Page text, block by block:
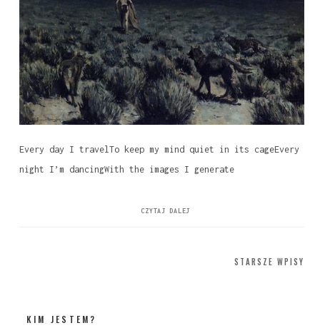
Every day I travelTo keep my mind quiet in its cageEvery
night I’m dancingWith the images I generate
CZYTAJ DALEJ
wpisach
STARSZE WPISY
KIM JESTEM?